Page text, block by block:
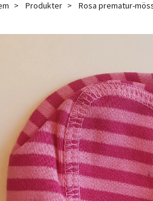
Produkter Rosa prematur-